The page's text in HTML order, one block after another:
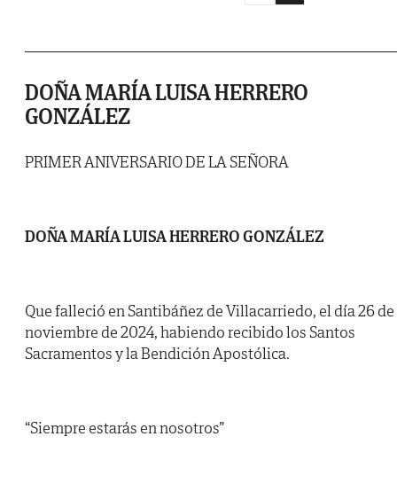
DOÑA MARÍA LUISA HERRERO
GONZÁLEZ
PRIMER ANIVERSARIO DE LA SEÑORA
DOÑA MARÍA LUISA HERRERO GONZÁLEZ
Que falleció en Santibáñez de Villacarriedo, el día 26 de
noviembre de 2024, habiendo recibido los Santos
Sacramentos y la Bendición Apostólica.
“Siempre estarás en nosotros”